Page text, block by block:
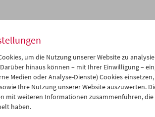
Jul 2017 >>
Mi Do Fr Sa So
28 29 30 01
02
05 06 07 08
09
12 13
iCalender
um die Nutzung unserer Website zu
hinaus können – mit Ihrer Einwilligung –
Medien oder Analyse-Dienste) Cookies
Ihre Nutzung unserer Website auszuwerten.
mit weiteren Informationen zusammenführen,
haben.